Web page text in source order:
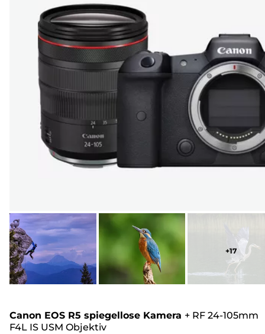
+17
Canon EOS R5 spiegellose Kamera + RF 24-105mm
F4L IS USM Objektiv